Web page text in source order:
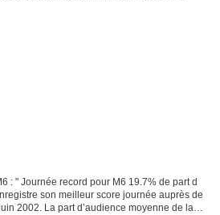
: " Journée record pour M6 19.7% de part d
son meilleur score journée auprès de
2002. La part d’audience moyenne de la